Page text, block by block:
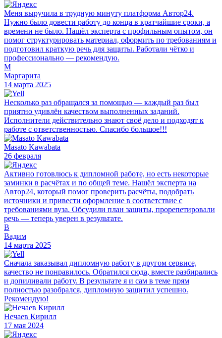
Меня выручила в трудную минуту платформа Автор24.
Нужно было довести работу до конца в кратчайшие сроки, а
времени не было. Нашёл эксперта с профильным опытом, он
помог структурировать материал, оформить по требованиям и
подготовил краткую речь для защиты. Работали чётко и
профессионально — рекомендую.
М
Маргарита
14 марта 2025
Несколько раз обращался за помощью — каждый раз был
приятно удивлён качеством выполненных заданий.
Исполнители действительно знают своё дело и подходят к
работе с ответственностью. Спасибо большое!!!
Masato Kawabata
26 февраля
Активно готовлюсь к дипломной работе, но есть некоторые
заминки в расчётах и по общей теме. Нашёл эксперта на
Автор24, который помог проверить расчёты, подобрать
источники и привести оформление в соответствие с
требованиями вуза. Обсудили план защиты, прорепетировали
речь — теперь уверен в результате.
В
Вадим
14 марта 2025
Сначала заказывал дипломную работу в другом сервисе,
качество не понравилось. Обратился сюда, вместе разбирались
и допиливали работу. В результате я и сам в теме прям
полностью разобрался, дипломную защитил успешно.
Рекомендую!
Нечаев Кирилл
17 мая 2024